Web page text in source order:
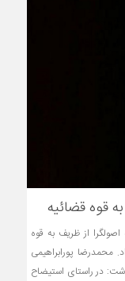
در مجلس از شکایت ۲۳ نماینده اصولگرا از ظریف به قوه
محمدرضا پورابراهیمی
در راستای استیضاح